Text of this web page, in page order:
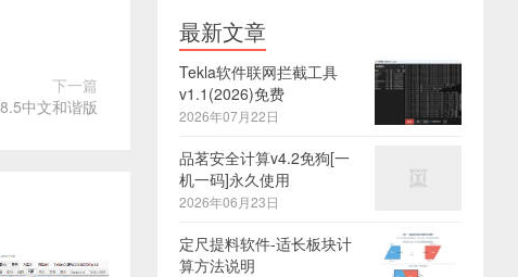
下一篇
中文和谐版
最新文章
Tekla软件联网拦截工具
v1.1(2026)免费
2026年07月22日
品茗安全计算v4.2免狗[一
机一码]永久使用
2026年06月23日
定尺提料软件-适长板块计
算方法说明